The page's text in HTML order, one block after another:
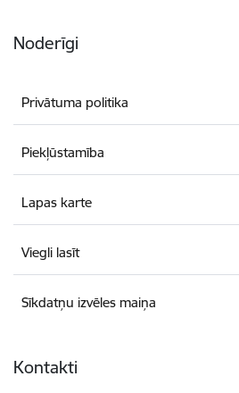
Noderīgi
Privātuma politika
Piekļūstamība
Lapas karte
Viegli lasīt
Sīkdatņu izvēles maiņa
Kontakti